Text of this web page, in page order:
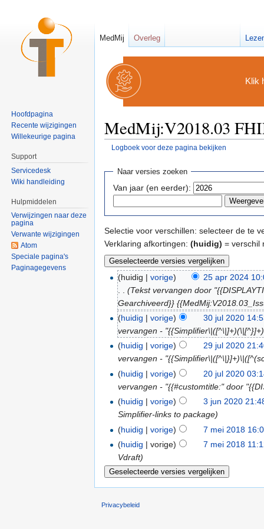
Klik
MedMij:V2018.03
Logboek voor deze pagina bekijken
Naar versies zoeken
Van jaar (en eerder):
Selectie voor verschillen: selecteer de te
Verklaring afkortingen: (huidig) = verschil
(huidig |vorige)
25 apr 2024
(Tekst vervangen door
Gearchiveerd}}
(huidig |vorige)
30 jul 2020
vervangen -
(huidig |vorige)
29 jul 2020
vervangen -
(huidig |vorige)
20 jul 2020
vervangen - "{{#customtitle:" door
(huidig |vorige)
3 jun 2020
Simplifier-links to package)
(huidig |vorige)
7 mei 2018
(huidig | vorige)
7 mei 2018
Vdraft)
MedMij Overleg
Hoofdpagina
Recente wijzigingen
Willekeurige pagina
Support
Servicedesk
Wiki handleiding
Hulpmiddelen
Verwijzingen naar deze
pagina
Verwante wijzigingen
Atom
Speciale pagina's
Paginagegevens
Privacybeleid